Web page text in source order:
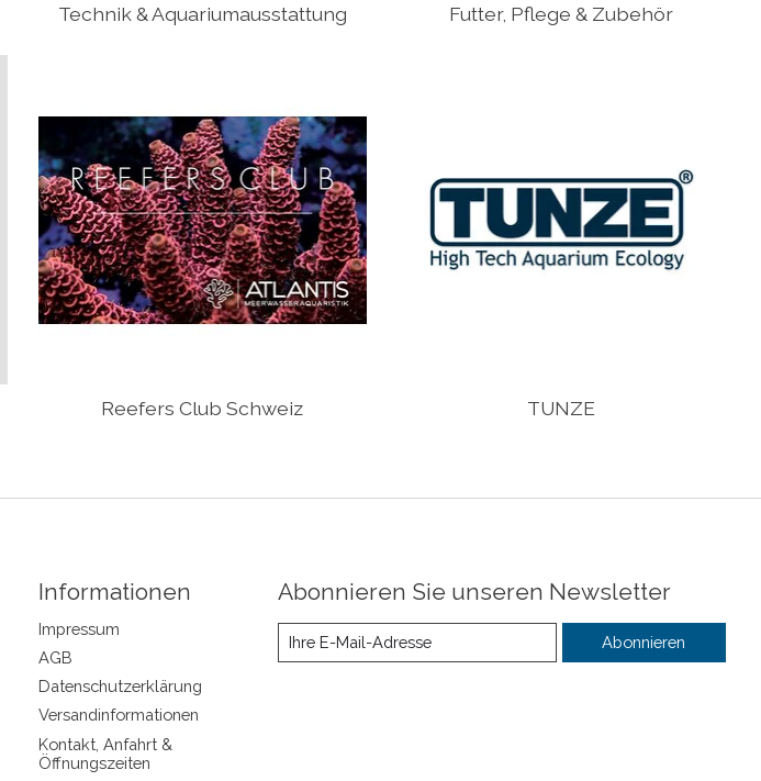
Technik & Aquariumausstattung Futter, Pflege & Zubehör
Reefers Club Schweiz TUNZE
Informationen
Impressum
AGB
Datenschutzerklärung
Versandinformationen
Kontakt, Anfahrt &
Öffnungszeiten
Abonnieren Sie unseren Newsletter
Abonnieren